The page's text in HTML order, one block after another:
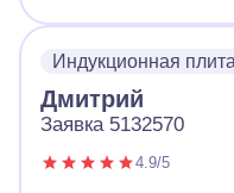
Индукционная
Дмитрий
Заявка 5132570
4.9/5